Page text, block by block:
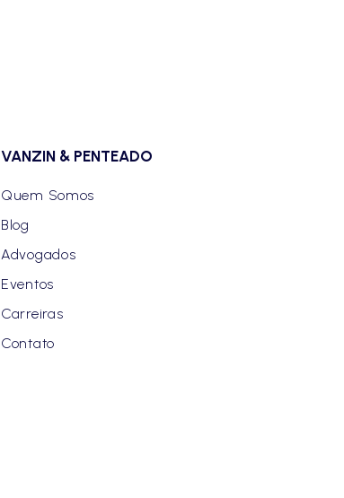
VANZIN & PENTEADO
Quem Somos
Blog
Advogados
Eventos
Carreiras
Contato